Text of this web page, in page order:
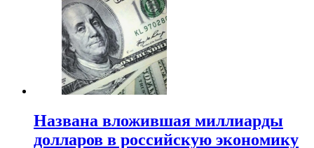
Названа вложившая миллиарды
долларов в российскую экономику